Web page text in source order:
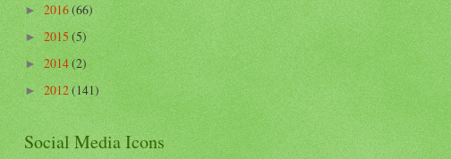
►2016(66)
►2015 (5)
►2014(2)
►2012(141)
Social Media Icons